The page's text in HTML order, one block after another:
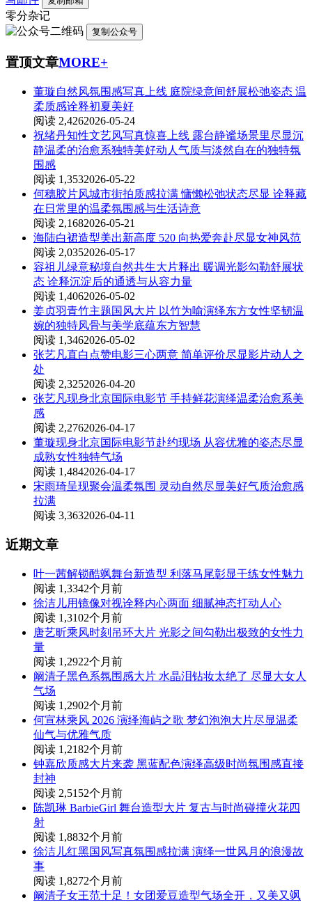
零分杂记
复制公众号
置顶文章MORE+
董璇自然风氛围感写真上线 庭院绿意间舒展松弛姿态 温
柔质感诠释初夏美好
阅读 2,4262026-05-24
祝绪丹知性文艺风写真惊喜上线 露台静谧场景里尽显沉
静温柔的治愈系独特美好动人气质与淡然自在的独特氛
围感
阅读 1,3532026-05-22
何穗胶片风城市街拍质感拉满 慵懒松弛状态尽显 诠释藏
在日常里的温柔氛围感与生活诗意
阅读 2,1682026-05-21
海陆白裙造型美出新高度 520 向热爱奔赴尽显女神风范
阅读 2,0352026-05-17
容祖儿绿意秘境自然共生大片释出 暖调光影勾勒舒展状
态 诠释沉淀后的通透与从容力量
阅读 1,4062026-05-02
姜贞羽青竹主题国风大片 以竹为喻演绎东方女性坚韧温
婉的独特风骨与美学底蕴东方智慧
阅读 1,3462026-05-02
张艺凡直白点赞电影三心两意 简单评价尽显影片动人之
处
阅读 2,3252026-04-20
张艺凡现身北京国际电影节 手持鲜花演绎温柔治愈系美
感
阅读 2,2762026-04-17
董璇现身北京国际电影节赴约现场 从容优雅的姿态尽显
成熟女性独特气场
阅读 1,4842026-04-17
宋雨琦呈现聚会温柔氛围 灵动自然尽显美好气质治愈感
拉满
阅读 3,3632026-04-11
近期文章
叶一茜解锁酷飒舞台新造型 利落马尾彰显干练女性魅力
阅读 1,3342个月前
徐洁儿用镜像对视诠释内心两面 细腻神态打动人心
阅读 1,3102个月前
唐艺昕乘风时刻吊环大片 光影之间勾勒出极致的女性力
量
阅读 1,2922个月前
阚清子黑色系氛围感大片 水晶泪钻妆太绝了 尽显大女人
气场
阅读 1,2902个月前
何宣林乘风 2026 演绎海屿之歌 梦幻泡泡大片尽显温柔
仙气与优雅气质
阅读 1,2182个月前
钟嘉欣质感大片来袭 黑蓝配色演绎高级时尚氛围感直接
封神
阅读 2,5152个月前
陈凯琳 BarbieGirl 舞台造型大片 复古与时尚碰撞火花四
射
阅读 1,8832个月前
徐洁儿红黑国风写真氛围感拉满 演绎一世风月的浪漫故
事
阅读 1,8272个月前
阚清子女王范十足！女团爱豆造型气场全开，又美又飒